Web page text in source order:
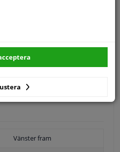
SÖK
Vänster fram